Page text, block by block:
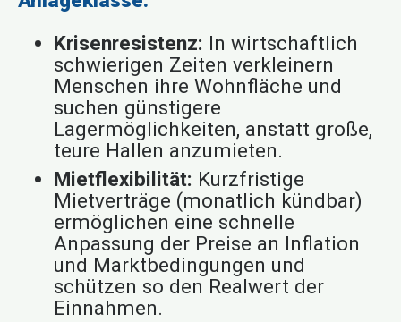
Krisenresistenz: In wirtschaftlich
schwierigen Zeiten verkleinern
Menschen ihre Wohnfläche und
suchen günstigere
Lagermöglichkeiten, anstatt große,
teure Hallen anzumieten.
Mietflexibilität: Kurzfristige
Mietverträge (monatlich kündbar)
ermöglichen eine schnelle
Anpassung der Preise an Inflation
und Marktbedingungen und
schützen so den Realwert der
Einnahmen.